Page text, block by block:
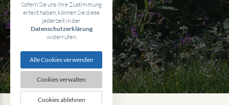
Sofern Sie uns Ihre Zustimmung
erteilt haben, können Sie diese
jederzeit in der
Datenschutzerklärung
widerrufen.
Alle Cookies verwenden
Cookies verwalten
Cookies ablehnen